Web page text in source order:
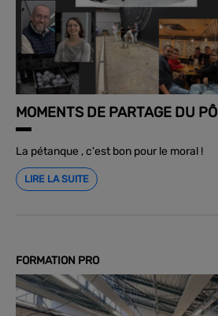
MOMENTS DE PARTAGE DU
La pétanque , c'est bon pour le moral !
LIRE LA SUITE
FORMATION PRO